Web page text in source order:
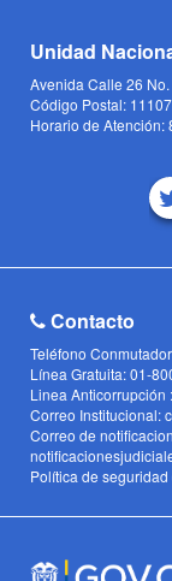
Unidad
Avenida Calle 26
Código Postal:
Horario de Atención:
Contacto
Teléfono
Línea Gratuita: 01-
Linea Anticorrupción
Correo Institucional:
Correo de
Política de